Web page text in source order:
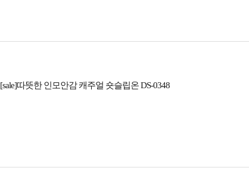
[sale]따뜻한 인모안감 캐주얼 숏슬립온 DS-0348